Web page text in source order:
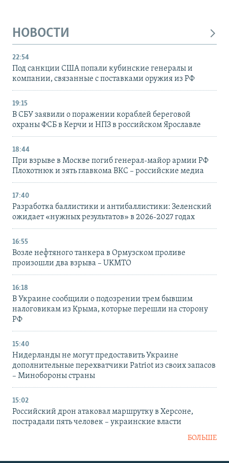
НОВОСТИ
22:54
Под санкции США попали кубинские генералы и
компании, связанные с поставками оружия из РФ
19:15
В СБУ заявили о поражении кораблей береговой
охраны ФСБ в Керчи и НПЗ в российском Ярославле
18:44
При взрыве в Москве погиб генерал-майор армии РФ
Плохотнюк и зять главкома ВКС – российские медиа
17:40
Разработка баллистики и антибаллистики: Зеленский
ожидает «нужных результатов» в 2026-2027 годах
16:55
Возле нефтяного танкера в Ормузском проливе
произошли два взрыва – UKMTO
16:18
В Украине сообщили о подозрении трем бывшим
налоговикам из Крыма, которые перешли на сторону
РФ
15:40
Нидерланды не могут предоставить Украине
дополнительные перехватчики Patriot из своих запасов
– Минобороны страны
15:02
Российский дрон атаковал маршрутку в Херсоне,
пострадали пять человек – украинские власти
БОЛЬШЕ